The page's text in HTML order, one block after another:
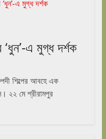
এ মুগ্ধ দর্শক
শিল্পের আবহে এক
২২ মে শ্রীরামপুর